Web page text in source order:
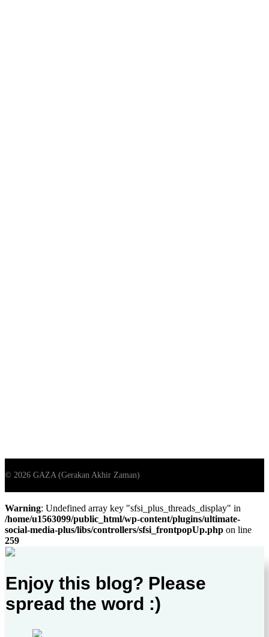
Warning: Undefined array key "sfsi_plus_threads_display" in
/home/u1563099/public_html/wp-content/plugins/ultimate-
social-media-plus/libs/controllers/sfsi_frontpopUp.php on line
259
Enjoy this blog? Please
spread the word :)